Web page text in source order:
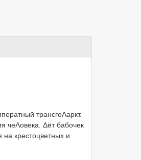
трансгоΛаркт.
чеΛовека. Δёт бабочек
крестоцветных и